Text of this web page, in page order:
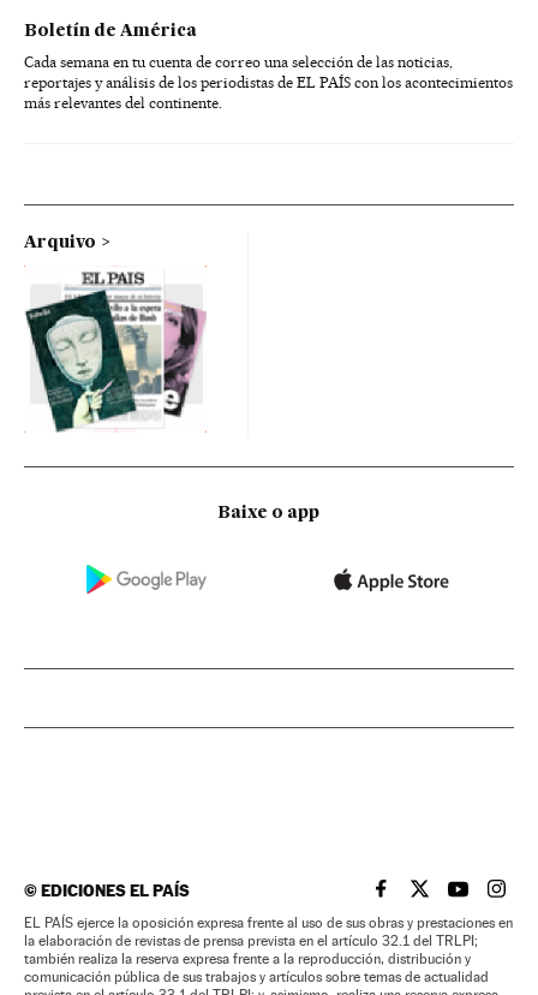
Boletín de América
Cada semana en tu cuenta de correo una selección de las noticias,
reportajes y análisis de los periodistas de EL PAÍS con los acontecimientos
más relevantes del continente.
Arquivo
Baixe o app
©EDICIONES EL PAÍS EL PAÍS BRASIL EN
EL PAÍSEL PAÍS
EL
EL PAÍS ejerce la oposición expresa frente al uso de sus obras y prestaciones en
la elaboración de revistas de prensa prevista en el artículo 32.1 del TRLPI;
también realiza la reserva expresa frente a la reproducción, distribución y
comunicación pública de sus trabajos y artículos sobre temas de actualidad